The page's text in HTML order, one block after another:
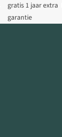
gratis 1 jaar extra
garantie